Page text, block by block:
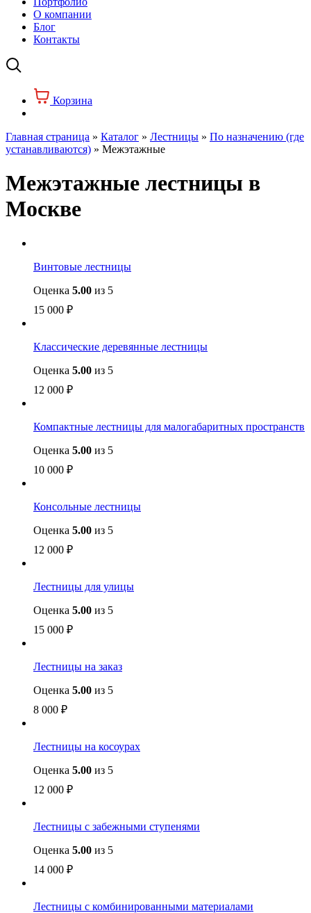
О компании
Блог
Контакты
Корзина
Главная страница » Каталог » Лестницы » По назначению (где
устанавливаются) » Межэтажные
Межэтажные лестницы в
Москве
Винтовые лестницы
Оценка 5.00 из 5
15 000 ₽
Классические деревянные лестницы
Оценка 5.00 из 5
12 000 ₽
Компактные лестницы для малогабаритных пространств
Оценка 5.00 из 5
10 000 ₽
Консольные лестницы
Оценка 5.00 из 5
12 000 ₽
Лестницы для улицы
Оценка 5.00 из 5
15 000 ₽
Лестницы на заказ
Оценка 5.00 из 5
8 000 ₽
Лестницы на косоурах
Оценка 5.00 из 5
12 000 ₽
Лестницы с забежными ступенями
Оценка 5.00 из 5
14 000 ₽
Лестницы с комбинированными материалами